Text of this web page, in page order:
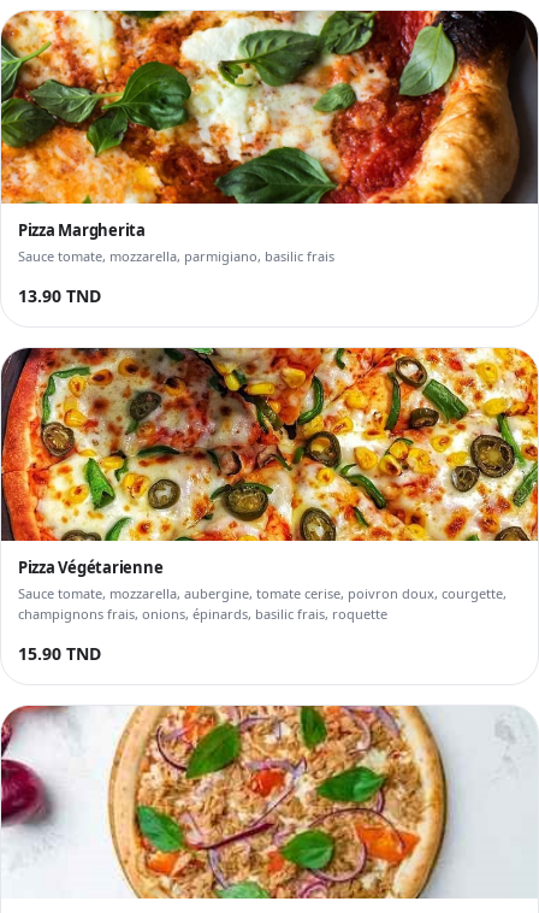
Pizza Margherita
Sauce tomate, mozzarella, parmigiano, basilic frais
13.90 TND
Pizza Végétarienne
Sauce tomate, mozzarella, aubergine, tomate cerise, poivron doux, courgette,
champignons frais, onions, épinards, basilic frais, roquette
15.90 TND